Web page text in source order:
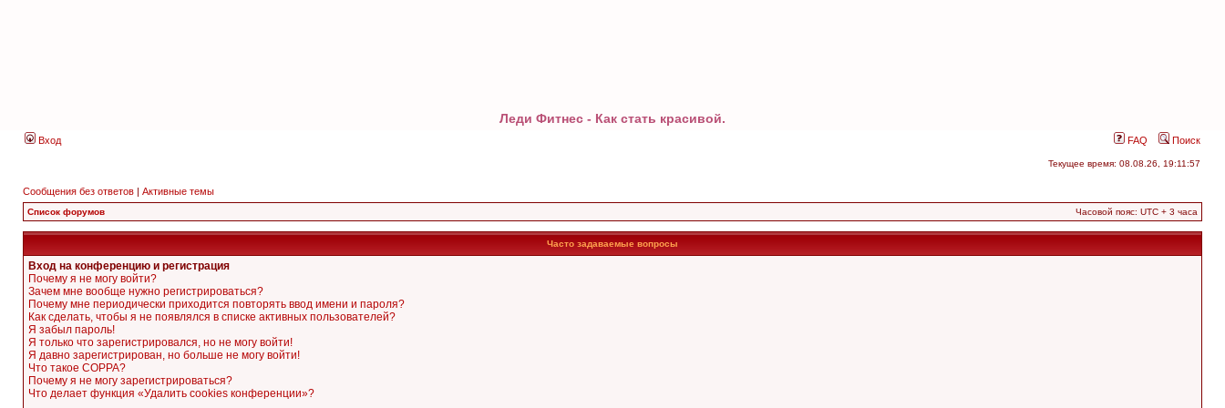
Леди Фитнес - Как стать красивой.
Вход FAQ Поиск
Текущее время: 08.08.26, 19:11:57
Сообщения без ответов | Активные темы
Список форумов Часовой пояс: UTC + 3 часа
Часто задаваемые вопросы
Вход на конференцию и регистрация
Почему я не могу войти?
Зачем мне вообще нужно регистрироваться?
Почему мне периодически приходится повторять ввод имени и пароля?
Как сделать, чтобы я не появлялся в списке активных пользователей?
Я забыл пароль!
Я только что зарегистрировался, но не могу войти!
Я давно зарегистрирован, но больше не могу войти!
Что такое COPPA?
Почему я не могу зарегистрироваться?
Что делает функция «Удалить cookies конференции»?